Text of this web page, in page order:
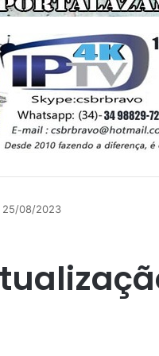
25/08/2023